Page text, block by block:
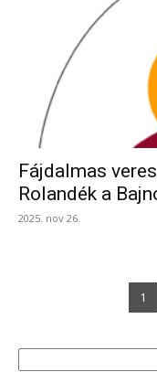
Fájdalmas
Rolandék a
2025. nov 26.
1